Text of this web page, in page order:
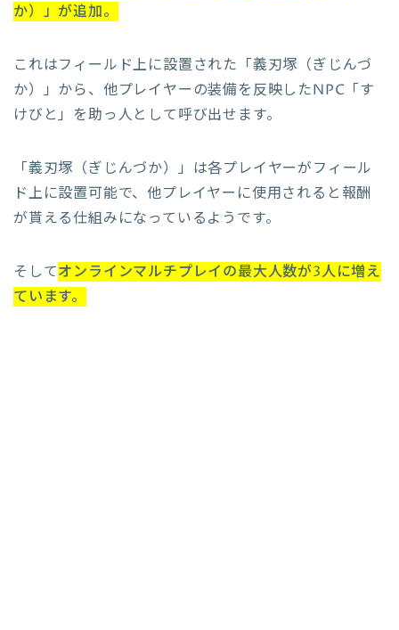
か）」が追加。
これはフィールド上に設置された「義刃塚（ぎじんづ
か）」から、他プレイヤーの装備を反映したNPC「す
けびと」を助っ人として呼び出せます。
「義刃塚（ぎじんづか）」は各プレイヤーがフィール
ド上に設置可能で、他プレイヤーに使用されると報酬
が貰える仕組みになっているようです。
そしてオンラインマルチプレイの最大人数が3人に増え
ています。